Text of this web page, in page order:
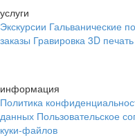
услуги
Экскурсии Гальванические
заказы Гравировка 3D
информация
Политика
данных Пользовательское
куки-файлов